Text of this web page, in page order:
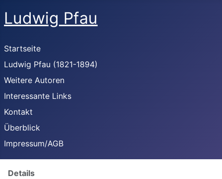
Ludwig Pfau
Startseite
Ludwig Pfau (1821-1894)
Weitere Autoren
Interessante Links
Kontakt
Überblick
Impressum/AGB
Details